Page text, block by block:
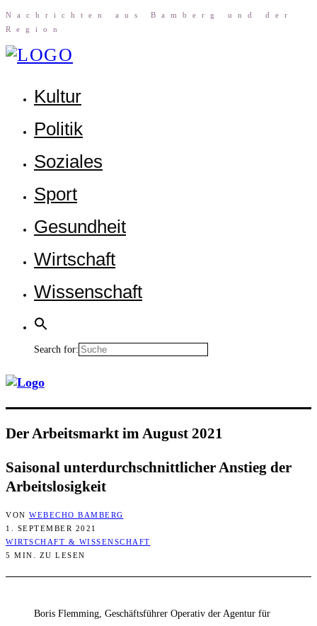
Nach­rich­ten aus Bam­berg und der
Region
Kul­tur
Poli­tik
Sozia­les
Sport
Gesund­heit
Wirt­schaft
Wis­sen­schaft
Search for:
Der Arbeits­markt im August 2021
Sai­so­nal unter­durch­schnitt­li­cher Anstieg der
Arbeitslosigkeit
VON WEBECHO BAMBERG
1. SEPTEMBER 2021
WIRTSCHAFT & WISSENSCHAFT
5 MIN. ZU LESEN
Boris Flemming, Geschäftsführer Operativ der Agentur für